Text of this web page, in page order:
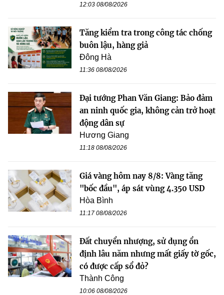
12:03 08/08/2026
Tăng kiểm tra trong công tác chống
buôn lậu, hàng giả
Đông Hà
11:36 08/08/2026
Đại tướng Phan Văn Giang: Bảo đảm
an ninh quốc gia, không cản trở hoạt
động dân sự
Hương Giang
11:18 08/08/2026
Giá vàng hôm nay 8/8: Vàng tăng
"bốc đầu", áp sát vùng 4.350 USD
Hòa Bình
11:17 08/08/2026
Đất chuyển nhượng, sử dụng ổn
định lâu năm nhưng mất giấy tờ gốc,
có được cấp sổ đỏ?
Thành Công
10:06 08/08/2026